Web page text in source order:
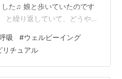
た♫ 娘と歩いていたのです
と繰り返していて、どうやら
された事が嫌だったらしく
、と言っていました。 嫌だ
ういう 嫌なことが引き寄せ
吸 #ウェルビーイング
リチュアル